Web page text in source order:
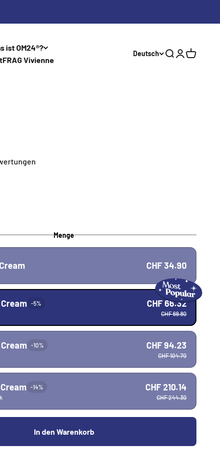
ist OM24®?
FRAG Vivienne
Deutsch SucheAnmelden
Menge
CHF 34.90
-5%
CHF 66.32
CHF 69.80
-10%
CHF 94.23
CHF 104.70
-14%
CHF 210.14
CHF 244.30
In den Warenkorb